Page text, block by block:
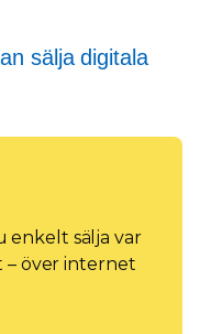
sälja digitala
enkelt sälja var
– över internet